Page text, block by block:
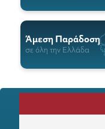
Άμεση Παράδοση
σε όλη την Ελλάδα